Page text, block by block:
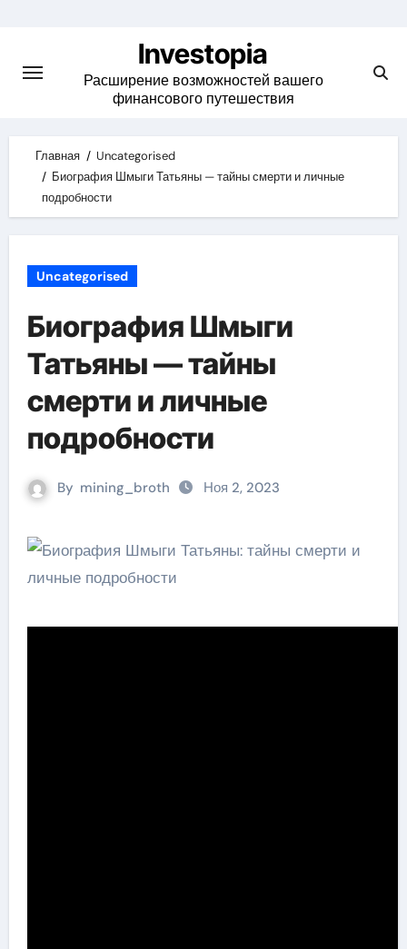
content
Investopia
Расширение возможностей вашего
финансового путешествия
Главная
Uncategorised
Биография Шмыги Татьяны — тайны смерти и личные
подробности
Uncategorised
Биография Шмыги
Татьяны — тайны
смерти и личные
подробности
By mining_broth Ноя 2, 2023